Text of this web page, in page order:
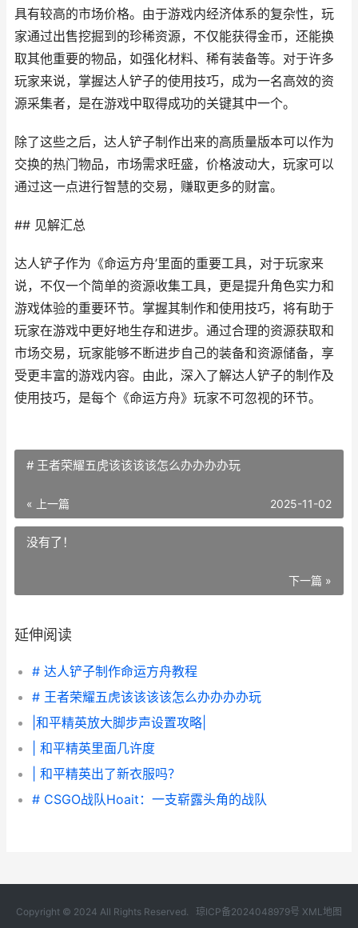
具有较高的市场价格。由于游戏内经济体系的复杂性，玩
家通过出售挖掘到的珍稀资源，不仅能获得金币，还能换
取其他重要的物品，如强化材料、稀有装备等。对于许多
玩家来说，掌握达人铲子的使用技巧，成为一名高效的资
源采集者，是在游戏中取得成功的关键其中一个。
除了这些之后，达人铲子制作出来的高质量版本可以作为
交换的热门物品，市场需求旺盛，价格波动大，玩家可以
通过这一点进行智慧的交易，赚取更多的财富。
## 见解汇总
达人铲子作为《命运方舟’里面的重要工具，对于玩家来
说，不仅一个简单的资源收集工具，更是提升角色实力和
游戏体验的重要环节。掌握其制作和使用技巧，将有助于
玩家在游戏中更好地生存和进步。通过合理的资源获取和
市场交易，玩家能够不断进步自己的装备和资源储备，享
受更丰富的游戏内容。由此，深入了解达人铲子的制作及
使用技巧，是每个《命运方舟》玩家不可忽视的环节。
# 王者荣耀五虎该该该该怎么办办办办玩
« 上一篇 2025-11-02
没有了！
下一篇 »
延伸阅读
# 达人铲子制作命运方舟教程
# 王者荣耀五虎该该该该怎么办办办办玩
|和平精英放大脚步声设置攻略|
| 和平精英里面几许度
| 和平精英出了新衣服吗？
# CSGO战队Hoait：一支崭露头角的战队
Copyright © 2024 All Rights Reserved. 琼ICP备2024048979号 XML地图